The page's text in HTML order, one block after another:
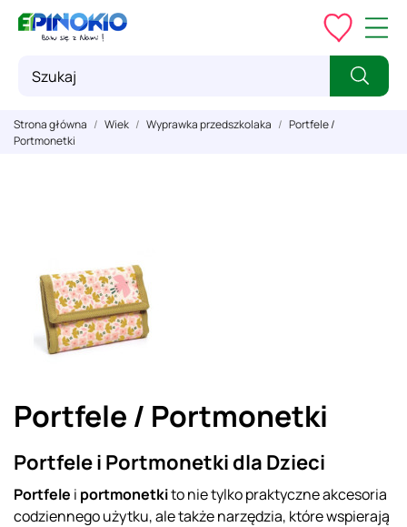
Strona główna Wiek Wyprawka przedszkolaka
Portfele /
Portmonetki
Portfele / Portmonetki
Portfele i Portmonetki dla Dzieci
Portfele i portmonetkito nie tylko praktyczne akcesoria
codziennego użytku, ale także narzędzia, które wspierają